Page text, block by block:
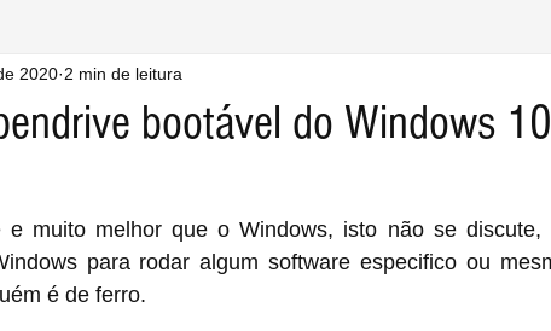
bootável do Windows
2020 2 min de leitura
muito melhor que o Windows, isto não se discute,
para rodar algum software especifico ou
é de ferro.